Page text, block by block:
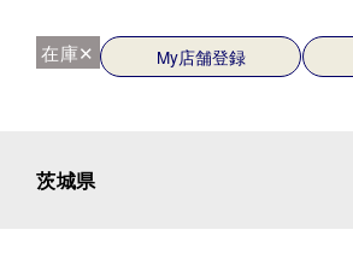
在庫✕ My店舗登録
茨城県